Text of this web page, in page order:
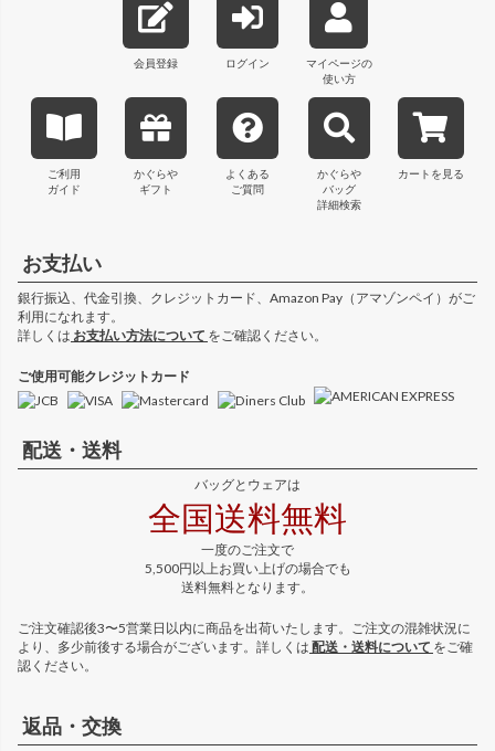
会員登録 ログイン
マイページの
使い方
ご利用
ガイド
かぐらや
ギフト
よくある
ご質問
かぐらや
バッグ
詳細検索
カートを見る
お支払い
銀行振込、代金引換、クレジットカード、Amazon Pay（アマゾンペイ）がご
利用になれます。
詳しくは お支払い方法について をご確認ください。
ご使用可能クレジットカード
配送・送料
バッグとウェアは
全国送料無料
一度のご注文で
5,500円以上お買い上げの場合でも
送料無料となります。
ご注文確認後3〜5営業日以内に商品を出荷いたします。ご注文の混雑状況に
より、多少前後する場合がございます。詳しくは 配送・送料について をご確
認ください。
返品・交換